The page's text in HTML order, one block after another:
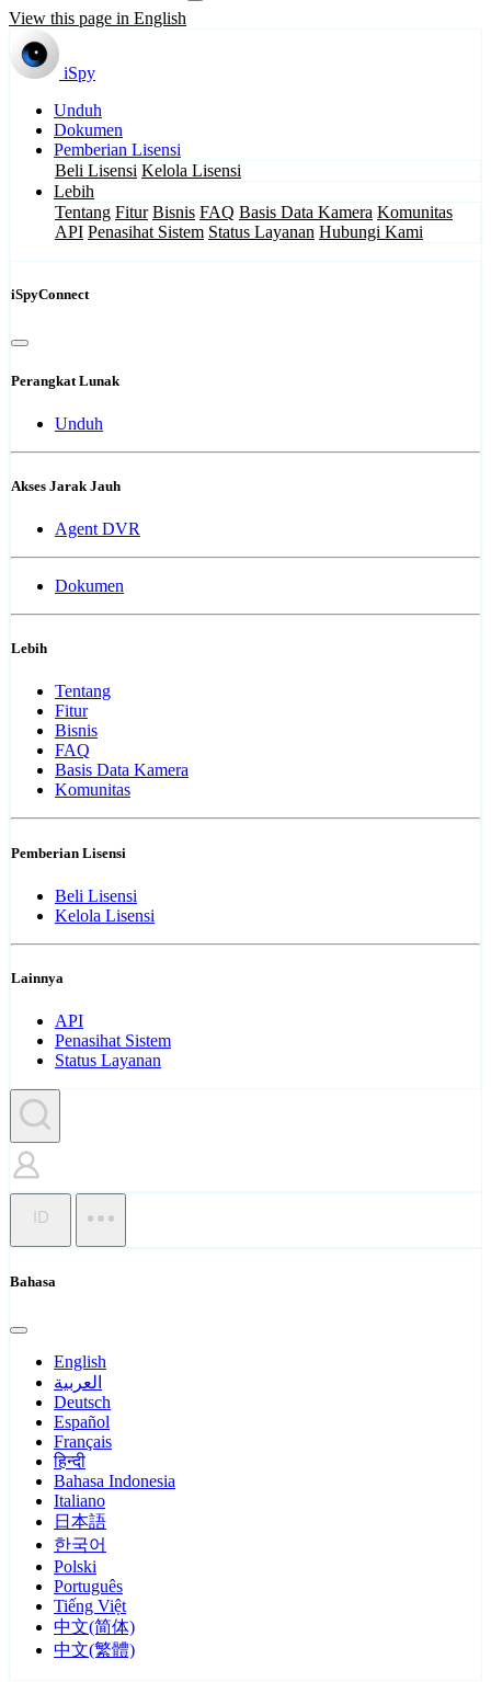
View this page in English
iSpy
Unduh
Dokumen
Pemberian Lisensi
Beli Lisensi Kelola Lisensi
Lebih
Tentang Fitur Bisnis FAQ Basis Data Kamera Komunitas
API Penasihat Sistem Status Layanan Hubungi Kami
iSpyConnect
Perangkat Lunak
Unduh
Akses Jarak Jauh
Agent DVR
Dokumen
Lebih
Tentang
Fitur
Bisnis
FAQ
Basis Data Kamera
Komunitas
Pemberian Lisensi
Beli Lisensi
Kelola Lisensi
Lainnya
API
Penasihat Sistem
Status Layanan
ID
Bahasa
English
العربية
Deutsch
Español
Français
हिन्दी
Bahasa Indonesia
Italiano
日本語
한국어
Polski
Português
Tiếng Việt
中文(简体)
中文(繁體)